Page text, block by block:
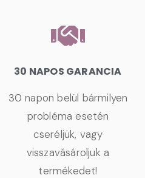
30 NAPOS GARANCIA
30 napon belül bármilyen
probléma esetén
cseréljük, vagy
visszavásároljuk a
termékedet!